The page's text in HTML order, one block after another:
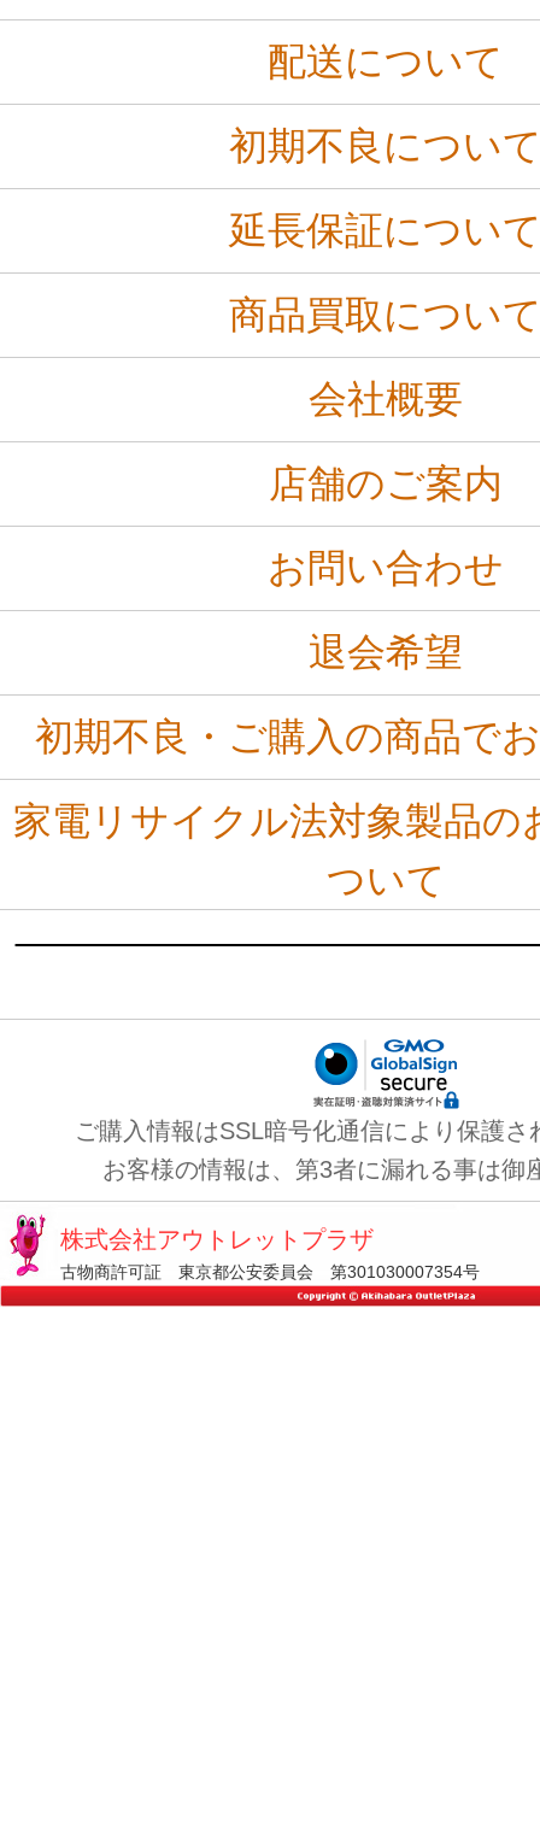
配送について
初期不良につい
延長保証につい
商品買取につい
会社概要
店舗のご案内
お問い合わせ
退会希望
初期不良・ご購入の商品で
家電リサイクル法対象製品の
ついて
ご購入情報はSSL暗号化通信により保護さ
お客様の情報は、第3者に漏れる事は御
株式会社アウトレットプラザ
古物商許可証 東京都公安委員会 第301030007354号